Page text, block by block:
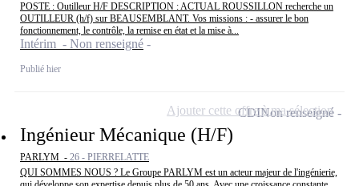
POSTE : Outilleur H/F DESCRIPTION : ACTUAL ROUSSILLON recherche un
OUTILLEUR (h/f) sur BEAUSEMBLANT. Vos missions : - assurer le bon
fonctionnement, le contrôle, la remise en état et la mise à...
Intérim - Non renseigné
Publié hier
Ingénieur Mécanique (H/F)
PARLYM - 26 - PIERRELATTE
QUI SOMMES NOUS ? Le Groupe PARLYM est un acteur majeur de l'ingénierie,
CDINon renseigné
Ajouter cette offre à ma sélection